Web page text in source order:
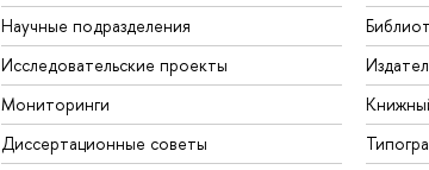
Научные подразделения
Исследовательские проекты
Мониторинги
Диссертационные советы